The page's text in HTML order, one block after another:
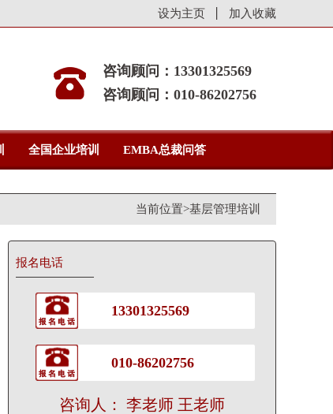
设为主页 加入收藏
咨询顾问：13301325569
咨询顾问：010-86202756
全国企业培训 EMBA总裁问答
当前位置>基层管理培训
报名电话
13301325569
010-86202756
咨询人： 李老师 王老师